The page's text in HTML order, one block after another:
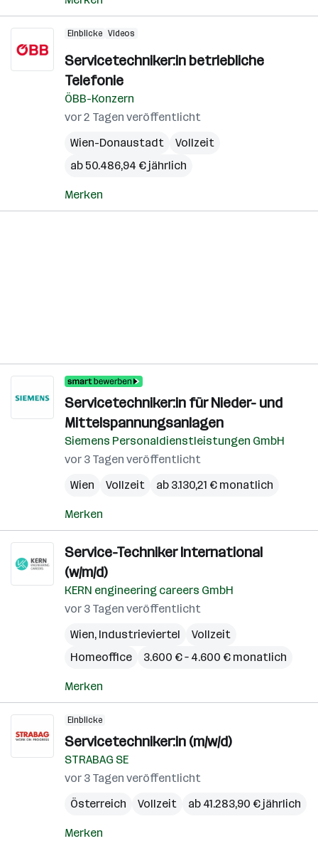
Einblicke Videos
Servicetechniker:in betriebliche
Telefonie
ÖBB-Konzern
vor 2 Tagen veröffentlicht
Wien-Donaustadt
Vollzeit
ab 50.486,94 € jährlich
Merken
Servicetechniker:in für Nieder- und
Mittelspannungsanlagen
Siemens Personaldienstleistungen GmbH
vor 3 Tagen veröffentlicht
Wien
Vollzeit ab 3.130,21 € monatlich
Merken
Service-Techniker International
(w/m/d)
KERN engineering careers GmbH
vor 3 Tagen veröffentlicht
Wien, Industrieviertel
Vollzeit
Homeoffice
3.600 € – 4.600 € monatlich
Merken
Einblicke
Servicetechniker:in (m/w/d)
STRABAG SE
vor 3 Tagen veröffentlicht
Österreich
Vollzeit ab 41.283,90 € jährlich
Merken